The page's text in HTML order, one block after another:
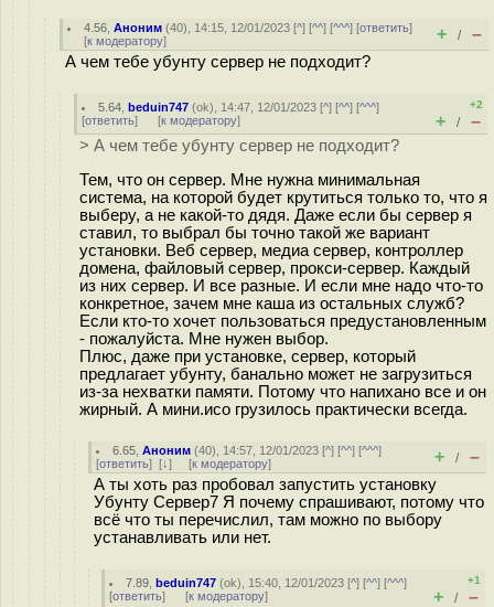
4.56 ,Аноним (40), 14:15, 12/01/2023 [^] [^^] [^^^] [ответить]
[к модератору] + / –
А чем тебе убунту сервер не подходит?
5.64 ,beduin747 (ok), 14:47, 12/01/2023 [^] [^^] [^^^]
[ответить] [к модератору]
+2
+ / –
> А чем тебе убунту сервер не подходит?
Тем, что он сервер. Мне нужна минимальная
система, на которой будет крутиться только то, что я
выберу, а не какой-то дядя. Даже если бы сервер я
ставил, то выбрал бы точно такой же вариант
установки. Веб сервер, медиа сервер, контроллер
домена, файловый сервер, прокси-сервер. Каждый
из них сервер. И все разные. И если мне надо что-то
конкретное, зачем мне каша из остальных служб?
Если кто-то хочет пользоваться предустановленным
- пожалуйста. Мне нужен выбор.
Плюс, даже при установке, сервер, который
предлагает убунту, банально может не загрузиться
из-за нехватки памяти. Потому что напихано все и он
жирный. А мини.исо грузилось практически всегда.
6.65 ,Аноним (40), 14:57, 12/01/2023 [^] [^^] [^^^]
[ответить] [↓] [к модератору] + / –
А ты хоть раз пробовал запустить установку
Убунту Сервер7 Я почему спрашивают, потому что
всё что ты перечислил, там можно по выбору
устанавливать или нет.
7.89 ,beduin747 (ok), 15:40, 12/01/2023 [^] [^^] [^^^]
[ответить] [к модератору]
+1
+ / –